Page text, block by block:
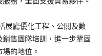
展廳優化工程、公關及數
售團隊培訓，進一步鞏固
的地位。